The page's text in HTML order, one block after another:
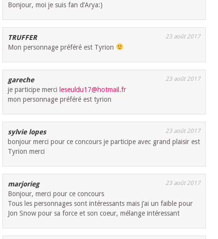
Bonjour, moi je suis fan d’Arya:)
TRUFFER 23 août 2017
Mon personnage préféré est Tyrion
gareche 23 août 2017
je participe merci leseuldu17@hotmail.fr
mon personnage préféré est tyrion
sylvie lopes 23 août 2017
bonjour merci pour ce concours je participe avec grand plaisir est
Tyrion merci
marjorieg 23 août 2017
Bonjour, merci pour ce concours
Tous les personnages sont intéressants mais j’ai un faible pour
Jon Snow pour sa force et son coeur, mélange intéressant